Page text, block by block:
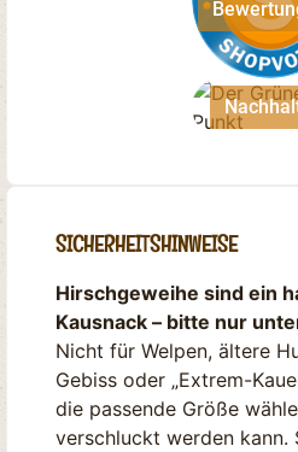
SICHERHEITSHINWEISE
Hirschgeweihe sind ein
Kausnack – bitte nur
Nicht für Welpen, ältere
Gebiss oder „Extrem-
die passende Größe
verschluckt werden kann.